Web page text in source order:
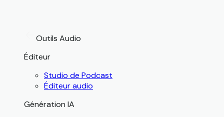
Outils Audio
Éditeur
Studio de Podcast
Éditeur audio
Génération IA